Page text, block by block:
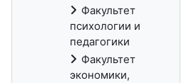
Факультет
психологии и
педагогики
Факультет
экономики,